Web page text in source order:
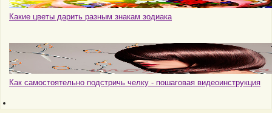
Какие цветы дарить разным знакам зодиака
Как самостоятельно подстричь челку - пошаговая видеоинструкция